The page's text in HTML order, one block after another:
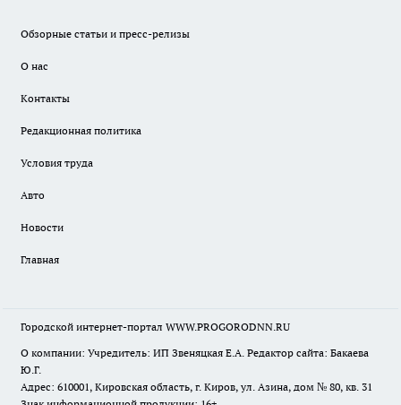
Обзорные статьи и пресс-релизы
О нас
Контакты
Редакционная политика
Условия труда
Авто
Новости
Главная
Городской интернет-портал WWW.PROGORODNN.RU
О компании: Учредитель: ИП Звеняцкая Е.А. Редактор сайта: Бакаева
Ю.Г.
Адрес: 610001, Кировская область, г. Киров, ул. Азина, дом № 80, кв. 31